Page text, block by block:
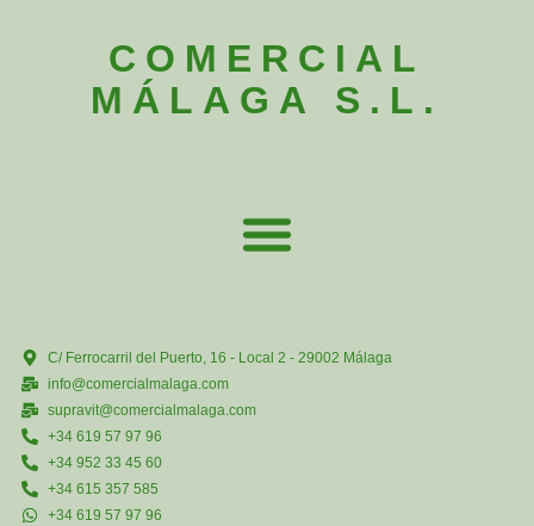
COMERCIAL
MÁLAGA S.L.
C/ Ferrocarril del Puerto, 16 - Local 2 - 29002 Málaga
info@comercialmalaga.com
supravit@comercialmalaga.com
+34 619 57 97 96
+34 952 33 45 60
+34 615 357 585
+34 619 57 97 96